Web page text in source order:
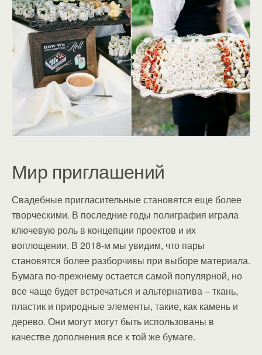
Мир приглашений
Свадебные пригласительные становятся еще более
творческими. В последние годы полиграфия играла
ключевую роль в концепции проектов и их
воплощении. В 2018-м мы увидим, что пары
становятся более разборчивы при выборе материала.
Бумага по-прежнему остается самой популярной, но
все чаще будет встречаться и альтернатива – ткань,
пластик и природные элементы, такие, как камень и
дерево. Они могут могут быть использованы в
качестве дополнения все к той же бумаге.